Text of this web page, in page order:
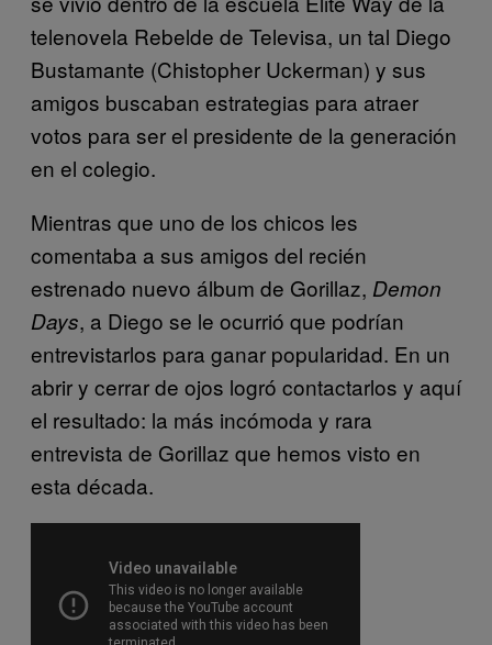
telenovela Rebelde de Televisa, un tal Diego
Bustamante (Chistopher Uckerman) y sus
amigos buscaban estrategias para atraer
votos para ser el presidente de la generación
en el colegio.
Mientras que uno de los chicos les
comentaba a sus amigos del recién
estrenado nuevo álbum de Gorillaz, Demon
Days, a Diego se le ocurrió que podrían
entrevistarlos para ganar popularidad. En un
abrir y cerrar de ojos logró contactarlos y aquí
el resultado: la más incómoda y rara
entrevista de Gorillaz que hemos visto en
esta década.